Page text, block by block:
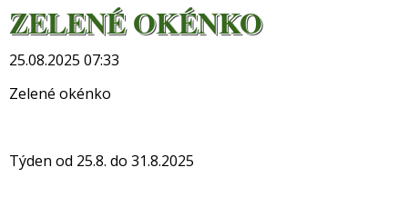
ZELENÉ OKÉNKO
25.08.2025 07:33
Zelené okénko
Týden od 25.8. do 31.8.2025